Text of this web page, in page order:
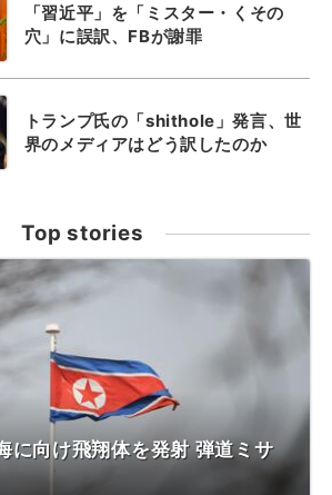
「習近平」を「ミスター・くその
穴」に誤訳、FBが謝罪
トランプ氏の「shithole」発言、世
界のメディアはどう訳したのか
Top stories
に向け飛翔体を発射 弾道ミサ